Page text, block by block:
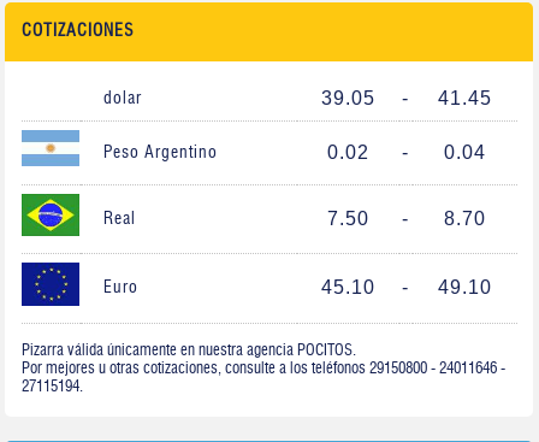
COTIZACIONES
dolar 39.05 - 41.45
Peso Argentino 0.02 - 0.04
Real 7.50 - 8.70
Euro 45.10 - 49.10
Pizarra válida únicamente en nuestra agencia POCITOS.
Por mejores u otras cotizaciones, consulte a los teléfonos 29150800 - 24011646 -
27115194.